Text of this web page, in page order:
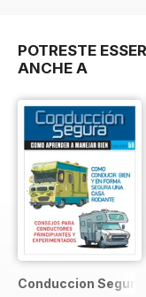
POTRESTE
ANCHE A
Conduccion Segura